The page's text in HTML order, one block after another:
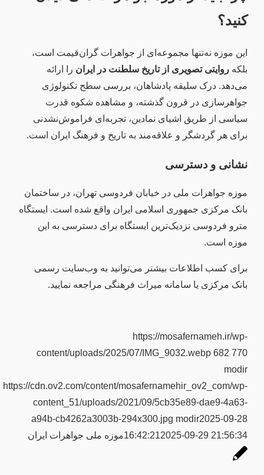
کنید؟
این موزه نه‌تنها مجموعه‌ای از جواهرات گران‌قیمت است،
بلکه روایتی تصویری از تاریخ سلطنت در ایران را ارائه
می‌دهد. درک سلیقه پادشاهان، بررسی سطح تکنولوژی
جواهرسازی در قرون گذشته، و مشاهده شکوه قدرت
سیاسی از طریق اشیای نمادین، تجربه‌ای فراموش‌نشدنی
برای هر گردشگر و علاقه‌مند به تاریخ و فرهنگ ایران است.
نشانی و دسترسی
موزه جواهرات ملی در خیابان فردوسی تهران، در ساختمان
بانک مرکزی جمهوری اسلامی ایران واقع شده است. ایستگاه
مترو فردوسی نزدیک‌ترین ایستگاه برای دسترسی به این
موزه است.
برای کسب اطلاعات بیشتر می‌توانید به وب‌سایت رسمی
بانک مرکزی یا سامانه میراث فرهنگی مراجعه نمایید.
https://mosafernameh.ir/wp-
content/uploads/2025/07/IMG_9032.webp 682 770
modir
https://cdn.ov2.com/content/mosafernamehir_ov2_com/wp-
content_51/uploads/2021/09/5cb35e89-dae9-4a63-
a94b-cb4262a3003b-294x300.jpg modir2025-09-28
16:42:212025-09-29 21:56:34 موزه ملی جواهرات ایران